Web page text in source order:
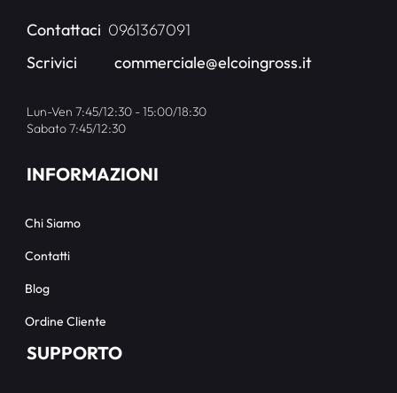
Contattaci 0961367091
Scrivici
commerciale@elcoingross.it
Lun-Ven 7:45/12:30 - 15:00/18:30
Sabato 7:45/12:30
INFORMAZIONI
Chi Siamo
Contatti
Blog
Ordine Cliente
SUPPORTO